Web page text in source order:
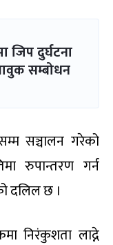
जिप दुर्घटना
सम्बोधन
सञ्चालन गरेको
रुपान्तरण गर्न
दलिल छ ।
निरंकुशता लाद्ने